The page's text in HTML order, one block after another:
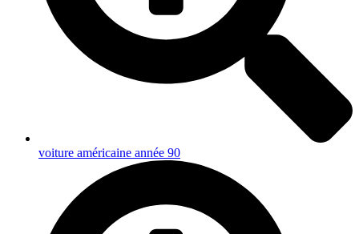
voiture américaine année 90